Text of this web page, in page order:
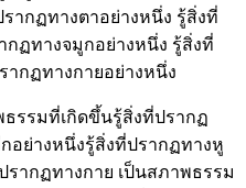
ากฏทางตาอย่างหนึ่ง รู้สิ่งที่
กฏทางจมูกอย่างหนึ่ง รู้สิ่งที่
ากฏทางกายอย่างหนึ่ง
รรมที่เกิดขึ้นรู้สิ่งที่ปรากฏ
อย่างหนึ่งรู้สิ่งที่ปรากฏทางหู
ากฏทางกาย เป็นสภาพธรรม